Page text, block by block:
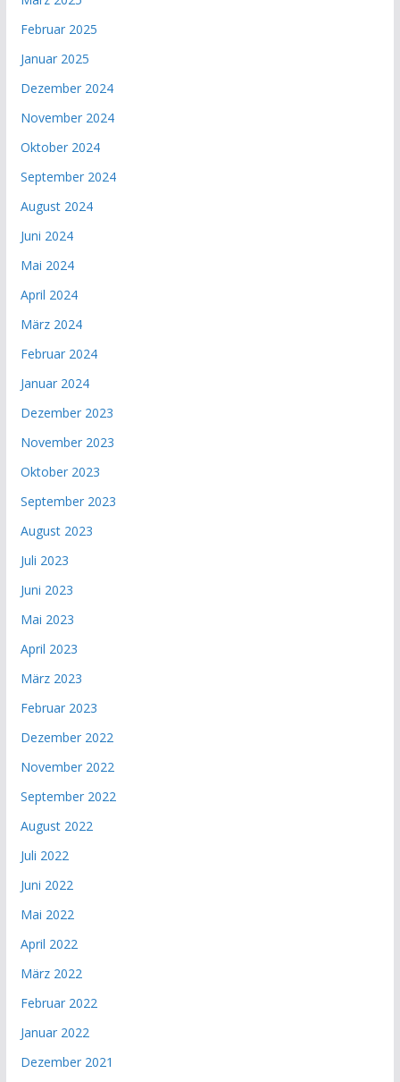
Februar 2025
Januar 2025
Dezember 2024
November 2024
Oktober 2024
September 2024
August 2024
Juni 2024
Mai 2024
April 2024
März 2024
Februar 2024
Januar 2024
Dezember 2023
November 2023
Oktober 2023
September 2023
August 2023
Juli 2023
Juni 2023
Mai 2023
April 2023
März 2023
Februar 2023
Dezember 2022
November 2022
September 2022
August 2022
Juli 2022
Juni 2022
Mai 2022
April 2022
März 2022
Februar 2022
Januar 2022
Dezember 2021